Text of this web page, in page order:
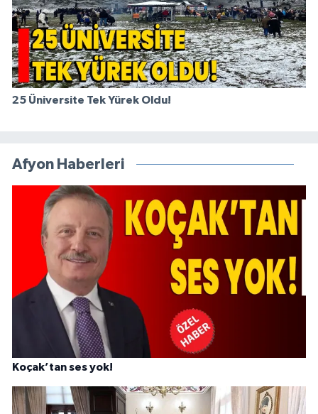
25 Üniversite Tek Yürek Oldu!
Afyon Haberleri
Koçak’tan ses yok!